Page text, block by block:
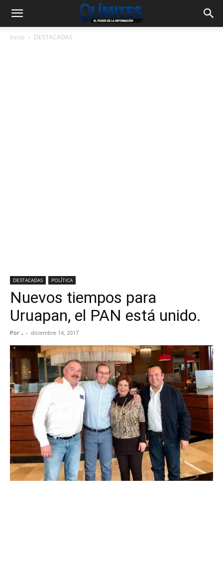
Inicio DESTACADAS
DESTACADAS POLÍTICA
Nuevos tiempos para
Uruapan, el PAN está unido.
Por . - diciembre 14, 2017